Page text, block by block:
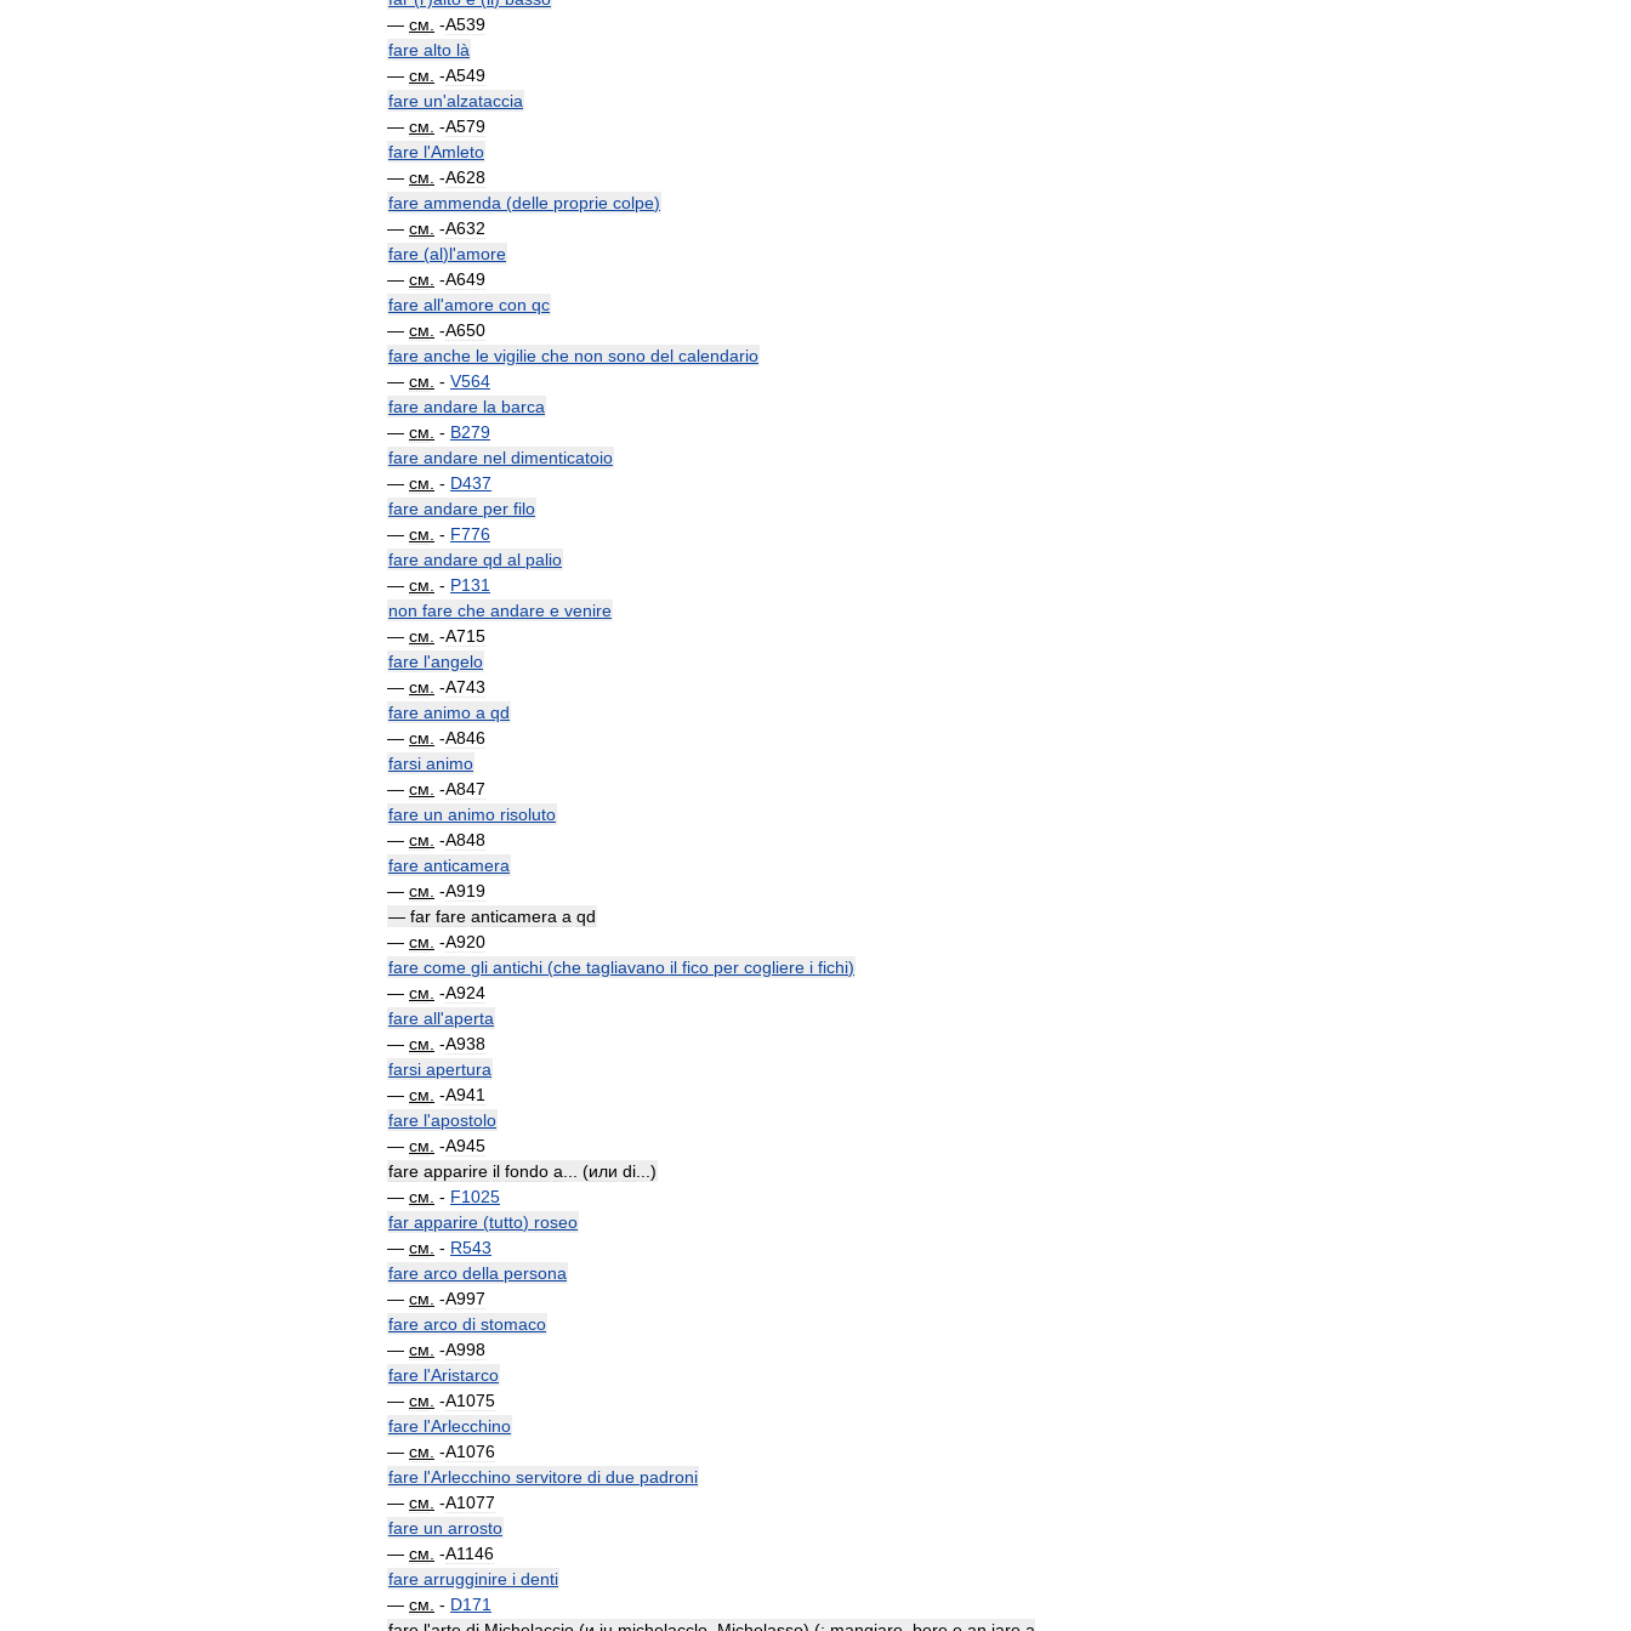
— см -A539
fare alto là
— см -A549
fare un'alzataccia
— см -A579
fare l'Amleto
— см -A628
fare ammenda (delle proprie colpe)
— см -A632
fare (al)l'amore
— см -A649
fare all'amore con qc
— см -A650
fare anche le vigilie che non sono del calendario
— см - V564
fare andare la barca
— см - B279
fare andare nel dimenticatoio
— см - D437
fare andare per filo
— см - F776
fare andare qd al palio
— см - P131
non fare che andare e venire
— см -A715
fare l'angelo
— см -A743
fare animo a qd
— см -A846
farsi animo
— см -A847
fare un animo risoluto
— см -A848
fare anticamera
— см -A919
— far fare anticamera a qd
— см -A920
fare come gli antichi (che tagliavano il fico per cogliere i fichi)
— см -A924
fare all'aperta
— см -A938
farsi apertura
— см -A941
fare l'apostolo
— см -A945
fare apparire il fondo a ... (или di ...)
— см - F1025
far apparire (tutto) roseo
— см - R543
fare arco della persona
— см -A997
fare arco di stomaco
— см -A998
fare l'Aristarco
— см -A1075
fare l'Arlecchino
— см -A1076
fare l'Arlecchino servitore di due padroni
— см -A1077
fare un arrosto
— см -A1146
fare arrugginire i denti
— см - D171